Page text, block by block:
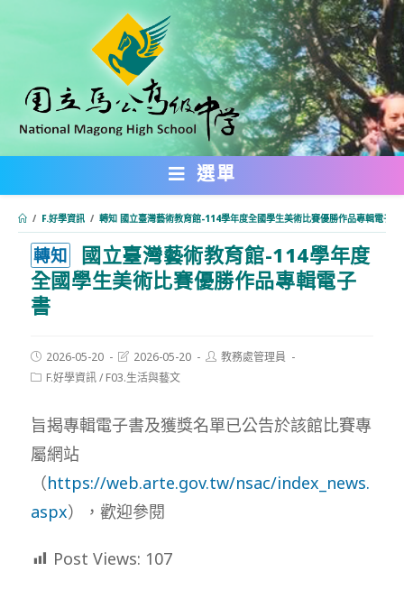
內
選單
/ F.好學資訊 / 轉知 國立臺灣藝術教育館-114學年度全國學生美術比賽優勝作品專輯電子書
轉知
國立臺灣藝術教育館-114學年度
全國學生美術比賽優勝作品專輯電子
書
Post
published:
2026-05-20
Post
last
modified:
2026-05-20
Post教務處管理員
PostF.好學資訊/ F03.生活與藝文
旨揭專輯電子書及獲獎名單已公告於該館比賽專
屬網站
（https://web.arte.gov.tw/nsac/index_news.
aspx），歡迎參閱
Post Views: 107